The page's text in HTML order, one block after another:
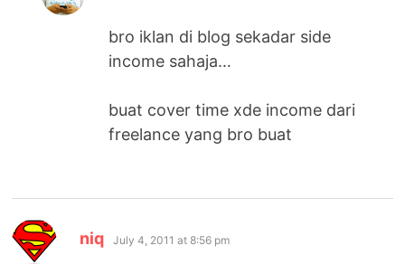
bro iklan di blog sekadar side
income sahaja…
buat cover time xde income dari
freelance yang bro buat
niq says:
July 4, 2011 at 8:56 pm